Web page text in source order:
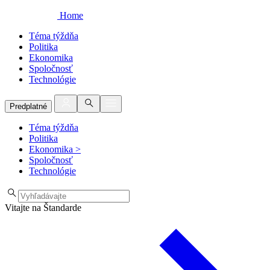
Home
Téma týždňa
Politika
Ekonomika
Spoločnosť
Technológie
Predplatné
Téma týždňa
Politika
Ekonomika >
Spoločnosť
Technológie
Vitajte na Štandarde